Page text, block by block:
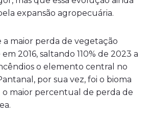
expansão agropecuária.
a maior perda de vegetação
2016, saltando 110% de 2023 a
o elemento central no
por sua vez, foi o bioma
maior percentual de perda de